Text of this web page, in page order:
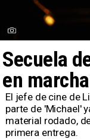
Secuela
en
El jefe de cine de
parte de 'Michael'
material rodado,
primera entrega.